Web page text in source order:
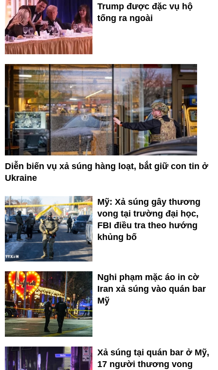
Trump được đặc vụ hộ
tống ra ngoài
Diễn biến vụ xả súng hàng loạt, bắt giữ con tin ở
Ukraine
Mỹ: Xả súng gây thương
vong tại trường đại học,
FBI điều tra theo hướng
khủng bố
Nghi phạm mặc áo in cờ
Iran xả súng vào quán bar
Mỹ
Xả súng tại quán bar ở Mỹ,
17 người thương vong